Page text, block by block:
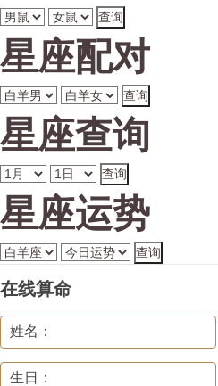
星座配对
星座查询
星座运势
在线算命
姓名：
生日：